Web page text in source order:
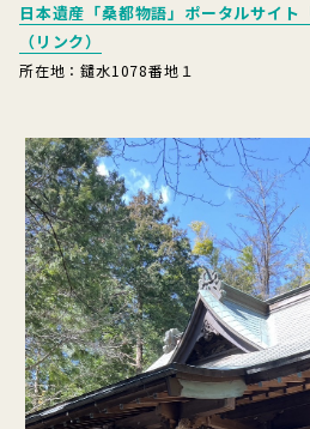
日本遺産「桑都物語」ポータルサイト
（リンク）
所在地：鑓水1078番地１